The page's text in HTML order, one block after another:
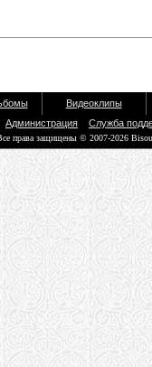
Видеоклипы
Администрация Служба
права защищены © 2007-2026